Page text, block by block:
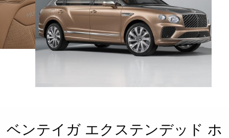
ベンテイガ エクステンデッド ホ